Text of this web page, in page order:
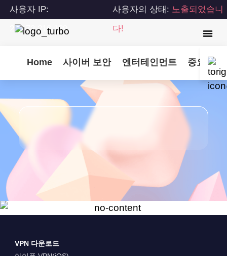
사용자 IP:
216.73.216.189
사용자의 상태: 노출되었습니
다!
Home 사이버 보안 엔터테인먼트 중요 업
VPN 다운로드